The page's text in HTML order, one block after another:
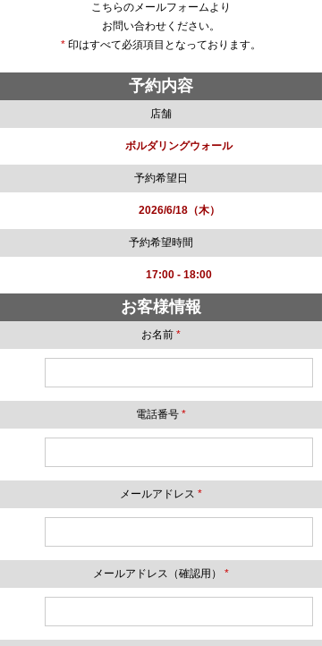
こちらのメールフォームより
お問い合わせください。
* 印はすべて必須項目となっております。
予約内容
店舗
ボルダリングウォール
予約希望日
2026/6/18（木）
予約希望時間
17:00 - 18:00
お客様情報
お名前 *
電話番号 *
メールアドレス *
メールアドレス（確認用） *